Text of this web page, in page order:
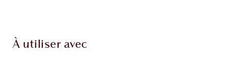
À utiliser avec